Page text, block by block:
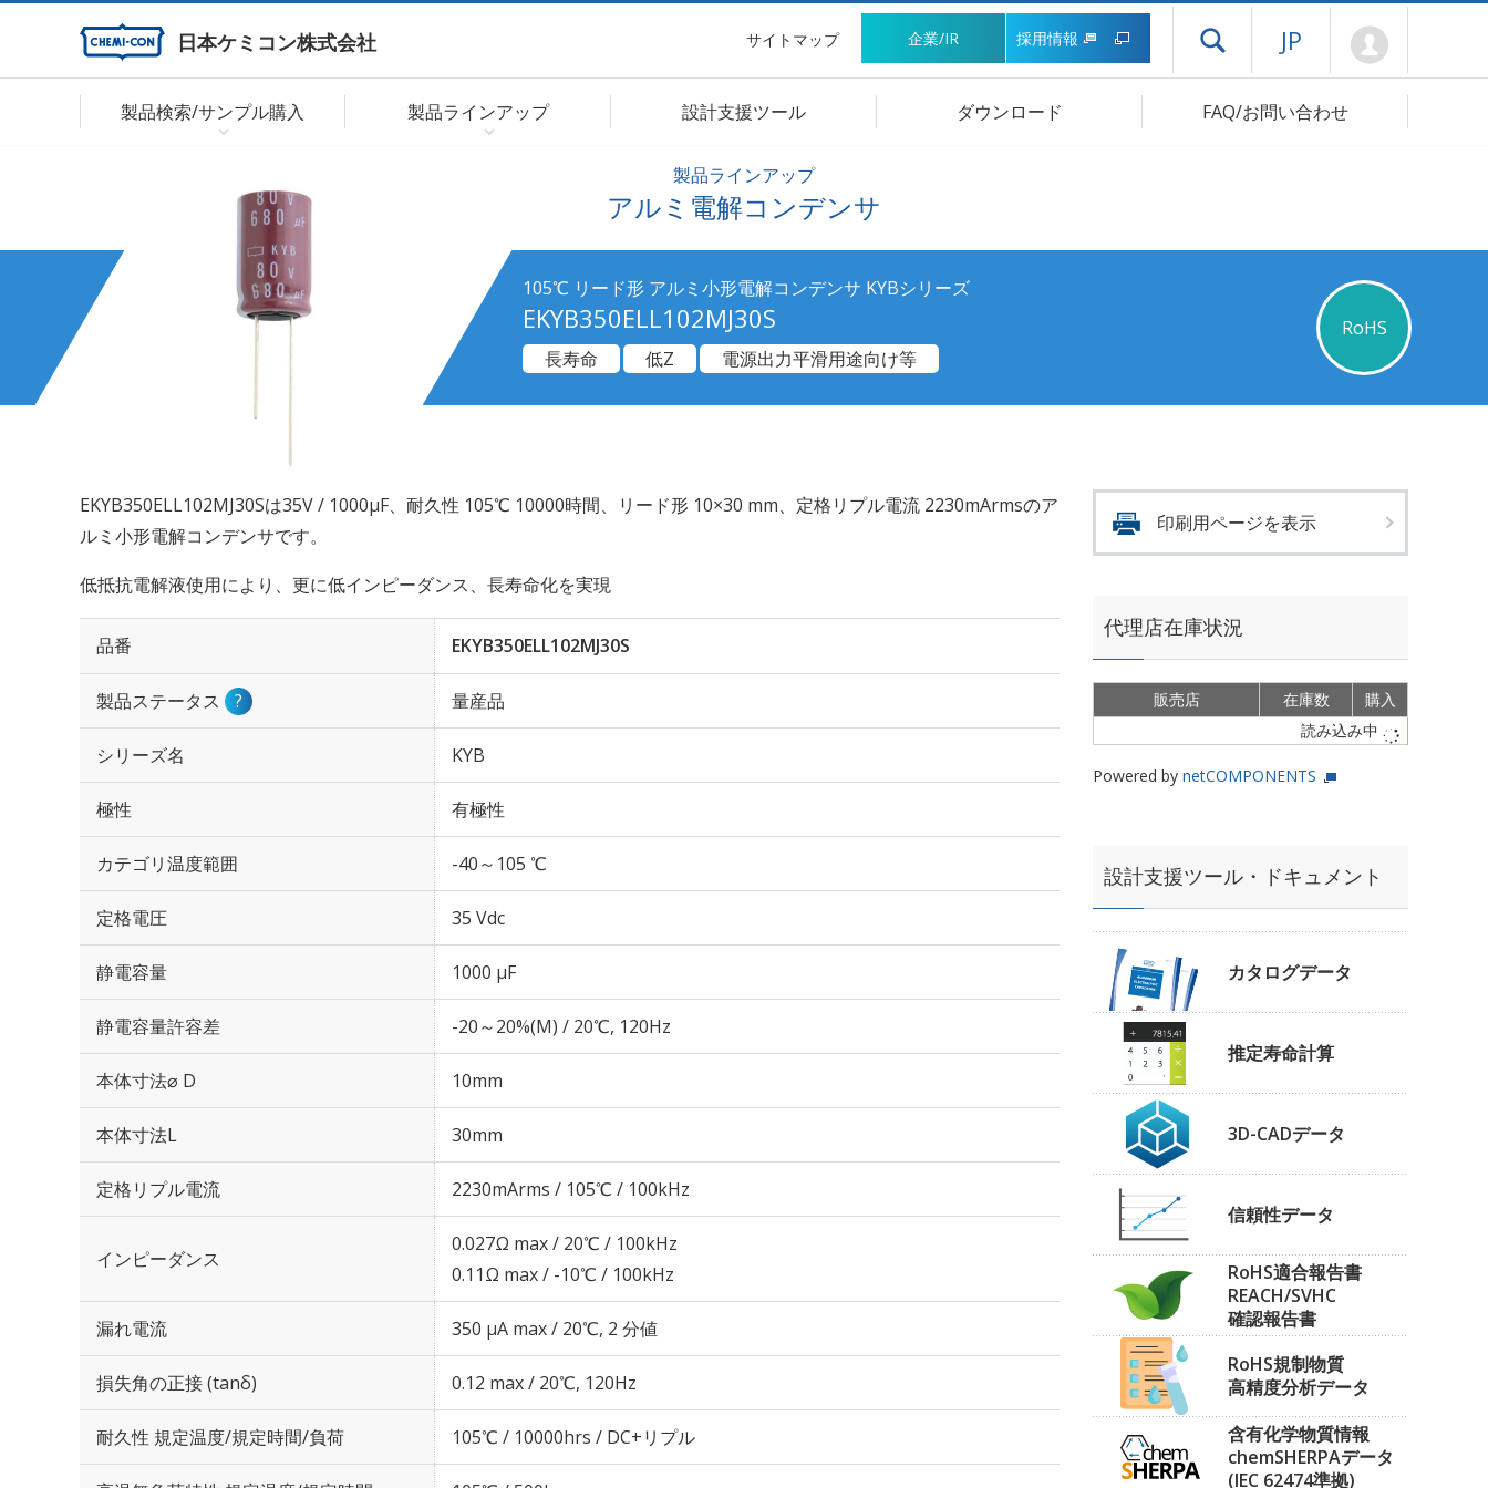
日本ケミコン株式会社 サイトマップ 企業/IR 採用情報 ドロワーメニューを開く
JP
製品検索/サンプル購入 製品ラインアップ 設計支援ツール ダウンロード FAQ/お問い合わせ
製品ラインアップ
アルミ電解コンデンサ
105℃ リード形 アルミ小形電解コンデンサ KYBシリーズ
EKYB350ELL102MJ30S
RoHS
長寿命
低Z 電源出力平滑用途向け等
EKYB350ELL102MJ30Sは35V / 1000µF、耐久性 105℃ 10000時間、リード形 10×30 mm、定格リプル電流 2230mArmsのア
ルミ小形電解コンデンサです。
低抵抗電解液使用により、更に低インピーダンス、長寿命化を実現
品番 EKYB350ELL102MJ30S
製品ステータス ? 量産品
シリーズ名 KYB
極性 有極性
カテゴリ温度範囲 -40～105 ℃
定格電圧 35 Vdc
静電容量 1000 µF
静電容量許容差 -20～20%(M) / 20℃, 120Hz
本体寸法⌀ D 10mm
本体寸法L 30mm
定格リプル電流 2230mArms / 105℃ / 100kHz
インピーダンス
0.027Ω max / 20℃ / 100kHz
0.11Ω max / -10℃ / 100kHz
漏れ電流 350 μA max / 20℃, 2 分値
損失角の正接 (tanδ) 0.12 max / 20℃, 120Hz
耐久性 規定温度/規定時間/負荷 105℃ / 10000hrs / DC+リプル
印刷用ページを表示
代理店在庫状況
販売店 在庫数
購入
読み込み中
Powered by netCOMPONENTS
設計支援ツール・ドキュメント
カタログデータ
推定寿命計算
3D-CADデータ
信頼性データ
RoHS適合報告書
REACH/SVHC
確認報告書
RoHS規制物質
高精度分析データ
含有化学物質情報
chemSHERPAデータ
(IEC 62474準拠)